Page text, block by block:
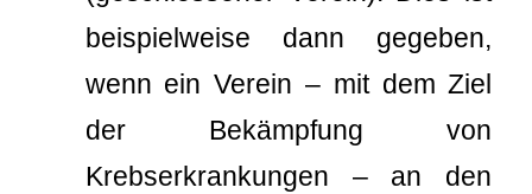
beispielweise dann gegeben,
wenn ein Verein – mit dem Ziel
der Bekämpfung von
Krebserkrankungen – an den